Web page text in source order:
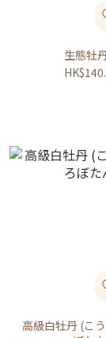
生態牡
高級白牡丹 (こ